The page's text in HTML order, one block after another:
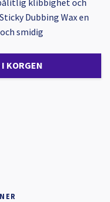
Dubbing Wax en
smidig
KORGEN